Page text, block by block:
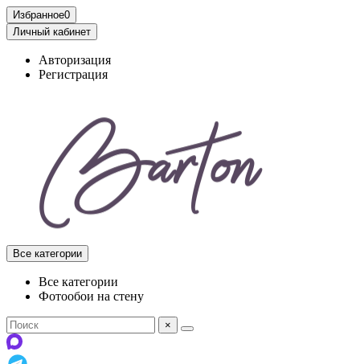
Избранное0
Личный кабинет
Авторизация
Регистрация
Все категории
Все категории
Фотообои на стену
×